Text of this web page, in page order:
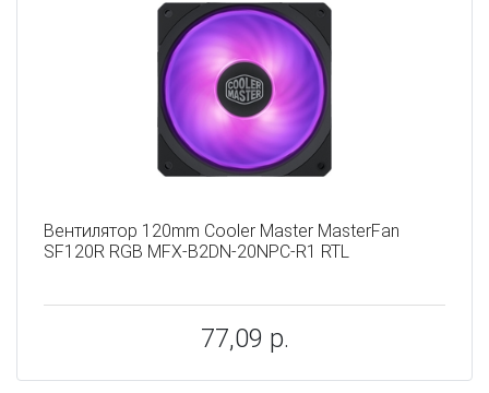
Вентилятор 120mm Cooler Master MasterFan
SF120R RGB MFX-B2DN-20NPC-R1 RTL
77,09 р.